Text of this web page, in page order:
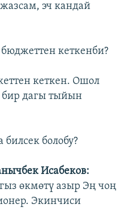
эч кандай
кеткенби?
кеткен. Ошол
бир дагы тыйын
болобу?
Исабеков:
өкмөтү азыр Эң чоң
Экинчиси